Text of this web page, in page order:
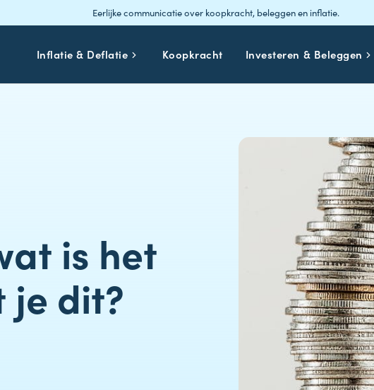
Eerlijke communicatie over koopkracht, beleggen en inflatie.
Inflatie & Deflatie Koopkracht Investeren & Beleggen
is het
je dit?